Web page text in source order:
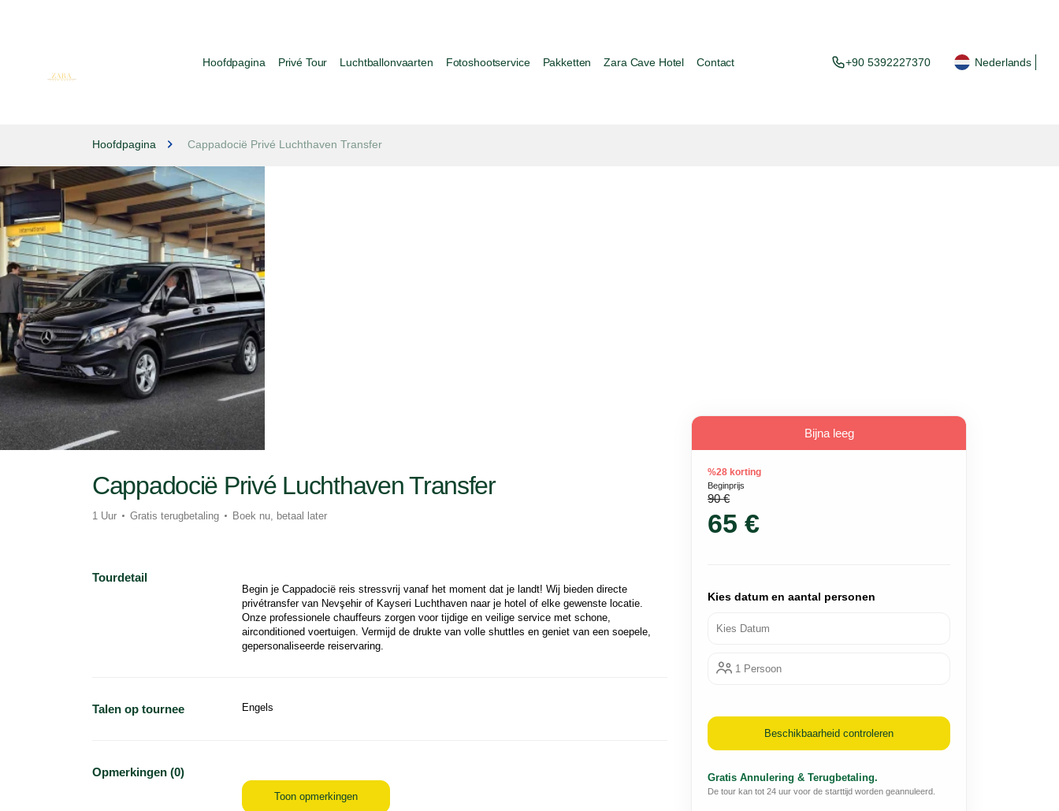
Hoofdpagina Privé Tour Luchtballonvaarten Fotoshootservice Pakketten Zara Cave Hotel Contact +90 5392227370 Nederlands
Hoofdpagina Cappadocië Privé Luchthaven Transfer
Cappadocië Privé Luchthaven Transfer
1 Uur Gratis terugbetaling Boek nu, betaal later
Tourdetail
Begin je Cappadocië reis stressvrij vanaf het moment dat je landt! Wij bieden directe
privétransfer van Nevşehir of Kayseri Luchthaven naar je hotel of elke gewenste locatie.
Onze professionele chauffeurs zorgen voor tijdige en veilige service met schone,
airconditioned voertuigen. Vermijd de drukte van volle shuttles en geniet van een soepele,
gepersonaliseerde reiservaring.
Talen op tournee Engels
Opmerkingen (0)
Toon opmerkingen
Bijna leeg
%28 korting
Beginprijs
90 €
65 €
Kies datum en aantal personen
Kies Datum
1 Persoon
Beschikbaarheid controleren
Gratis Annulering & Terugbetaling.
De tour kan tot 24 uur voor de starttijd worden geannuleerd.